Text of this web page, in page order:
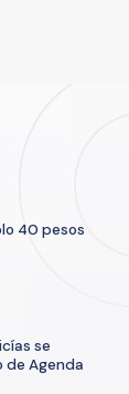
40 pesos
se
de Agenda